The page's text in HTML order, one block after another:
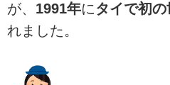
が、 1991年にタイで初
れました。